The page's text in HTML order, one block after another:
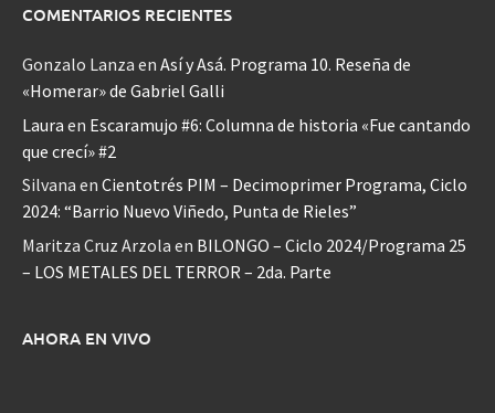
COMENTARIOS RECIENTES
Gonzalo Lanza en Así y Asá. Programa 10. Reseña de
«Homerar» de Gabriel Galli
Laura en Escaramujo #6: Columna de historia «Fue cantando
que crecí» #2
Silvana en Cientotrés PIM – Decimoprimer Programa, Ciclo
2024: “Barrio Nuevo Viñedo, Punta de Rieles”
Maritza Cruz Arzola en BILONGO – Ciclo 2024/Programa 25
– LOS METALES DEL TERROR – 2da. Parte
AHORA EN VIVO